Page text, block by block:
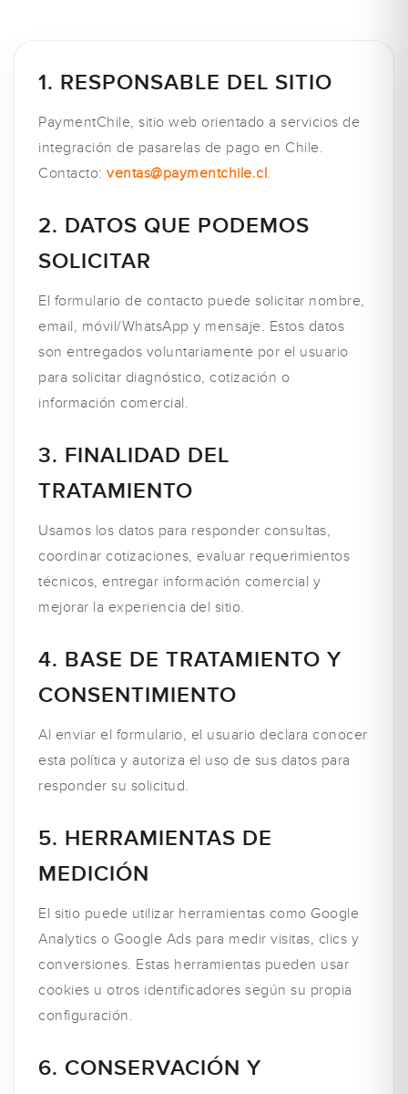
1. RESPONSABLE DEL SITIO
PaymentChile, sitio web orientado a servicios de
integración de pasarelas de pago en Chile.
Contacto: ventas@paymentchile.cl.
2. DATOS QUE PODEMOS
SOLICITAR
El formulario de contacto puede solicitar nombre,
email, móvil/WhatsApp y mensaje. Estos datos
son entregados voluntariamente por el usuario
para solicitar diagnóstico, cotización o
información comercial.
3. FINALIDAD DEL
TRATAMIENTO
Usamos los datos para responder consultas,
coordinar cotizaciones, evaluar requerimientos
técnicos, entregar información comercial y
mejorar la experiencia del sitio.
4. BASE DE TRATAMIENTO Y
CONSENTIMIENTO
Al enviar el formulario, el usuario declara conocer
esta política y autoriza el uso de sus datos para
responder su solicitud.
5. HERRAMIENTAS DE
MEDICIÓN
El sitio puede utilizar herramientas como Google
Analytics o Google Ads para medir visitas, clics y
conversiones. Estas herramientas pueden usar
cookies u otros identificadores según su propia
configuración.
6. CONSERVACIÓN Y